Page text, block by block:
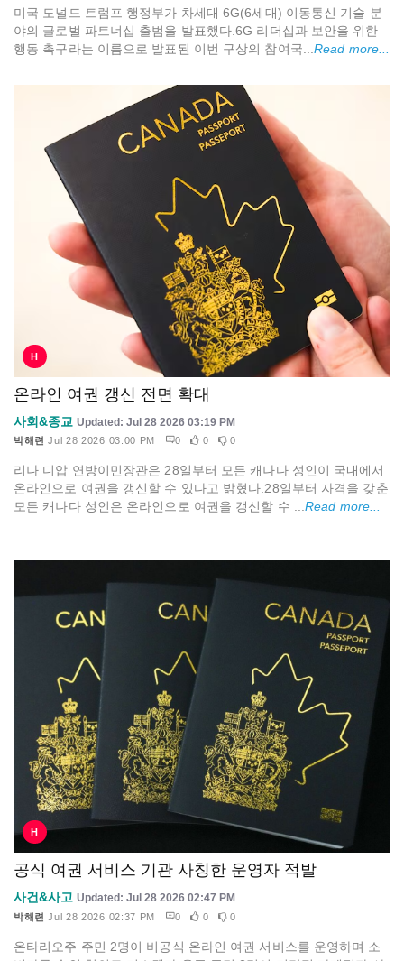
미국 도널드 트럼프 행정부가 차세대 6G(6세대) 이동통신 기술 분
야의 글로벌 파트너십 출범을 발표했다.6G 리더십과 보안을 위한
행동 촉구라는 이름으로 발표된 이번 구상의 참여국... Read more...
H
온라인 여권 갱신 전면 확대
사회&종교 Updated: Jul 28 2026 03:19 PM
박해련 Jul 28 2026 03:00 PM 0 0 0
리나 디압 연방이민장관은 28일부터 모든 캐나다 성인이 국내에서
온라인으로 여권을 갱신할 수 있다고 밝혔다.28일부터 자격을 갖춘
모든 캐나다 성인은 온라인으로 여권을 갱신할 수 ...Read more...
H
공식 여권 서비스 기관 사칭한 운영자 적발
사건&사고 Updated: Jul 28 2026 02:47 PM
박해련 Jul 28 2026 02:37 PM 0 0 0
온타리오주 주민 2명이 비공식 온라인 여권 서비스를 운영하며 소